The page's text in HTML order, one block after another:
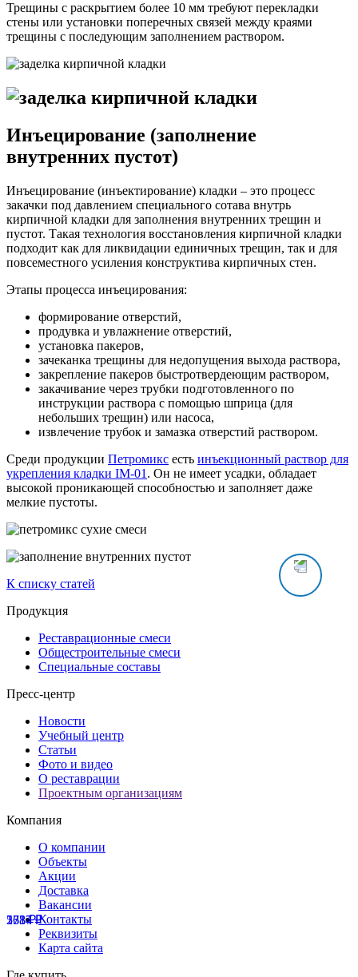
538₽
1617₽
2734₽
Трещины с раскрытием более 10 мм требуют перекладки
стены или установки поперечных связей между краями
трещины с последующим заполнением раствором.
Инъецирование (заполнение
внутренних пустот)
Инъецирование (инъектирование) кладки – это процесс
закачки под давлением специального сотава внутрь
кирпичной кладки для заполнения внутренних трещин и
пустот. Такая технология восстановления кирпичной кладки
подходит как для ликвидации единичных трещин, так и для
повсеместного усиления конструктива кирпичных стен.
Этапы процесса инъецирования:
формирование отверстий,
продувка и увлажнение отверстий,
установка пакеров,
зачеканка трещины для недопущения выхода раствора,
закрепление пакеров быстротвердеющим раствором,
закачивание через трубки подготовленного по
инструкции раствора с помощью шприца (для
небольших трещин) или насоса,
извлечение трубок и замазка отверстий раствором.
Среди продукции Петромикс есть инъекционный раствор для
укрепления кладки IM-01 . Он не имеет усадки, обладает
высокой проникающей способностью и заполняет даже
мелкие пустоты.
К списку статей
Продукция
Реставрационные смеси
Общестроительные смеси
Специальные составы
Пресс-центр
Новости
Учебный центр
Статьи
Фото и видео
О реставрации
Проектным организациям
Компания
О компании
Объекты
Акции
Доставка
Вакансии
Контакты
Реквизиты
Карта сайта